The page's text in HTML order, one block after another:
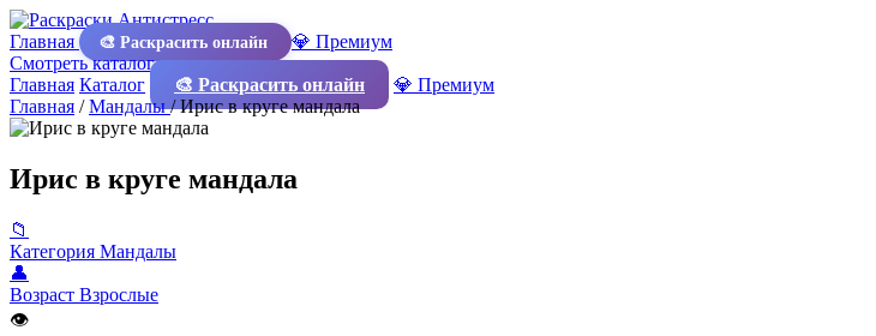
Главная 🎨 Раскрасить онлайн
💎 Премиум
Смотреть каталог
Главная Каталог 🎨 Раскрасить онлайн
💎 Премиум
Главная /Мандалы/Ирис в круге мандала
Ирис в круге мандала
📁
Категория Мандалы
👤
Возраст Взрослые
👁